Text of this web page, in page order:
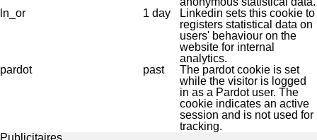
ln_or
1 day
Linkedin sets this cookie to
registers statistical data on
users' behaviour on the
website for internal
analytics.
pardot
past
The pardot cookie is set
while the visitor is logged
in as a Pardot user. The
cookie indicates an active
session and is not used for
tracking.